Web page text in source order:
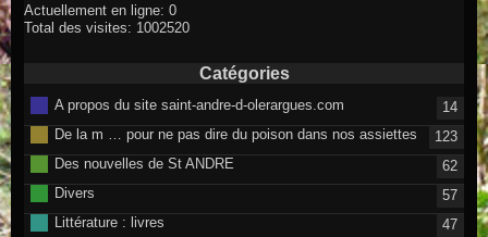
Actuellement en ligne: 0
Total des visites: 1002520
Catégories
A propos du site saint-andre-d-olerargues.com
14
De la m … pour ne pas dire du poison dans nos assiettes
123
Des nouvelles de St ANDRE
62
Divers
57
Littérature : livres
47